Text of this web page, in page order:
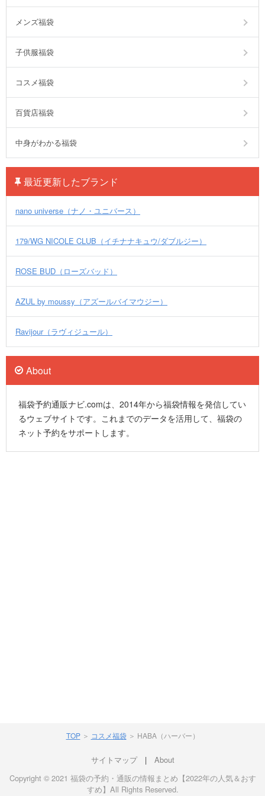
メンズ福袋
子供服福袋
コスメ福袋
百貨店福袋
中身がわかる福袋
最近更新したブランド
nano universe（ナノ・ユニバース）
179/WG NICOLE CLUB（イチナナキュウ/ダブルジー）
ROSE BUD（ローズバッド）
AZUL by moussy（アズールバイマウジー）
Ravijour（ラヴィジュール）
About
福袋予約通販ナビ.comは、2014年から福袋情報を発信してい
るウェブサイトです。これまでのデータを活用して、福袋の
ネット予約をサポートします。
TOP＞ コスメ福袋＞ HABA（ハーバー）
サイトマップ| About
Copyright © 2021 福袋の予約・通販の情報まとめ【2022年の人気＆おす
すめ】All Rights Reserved.